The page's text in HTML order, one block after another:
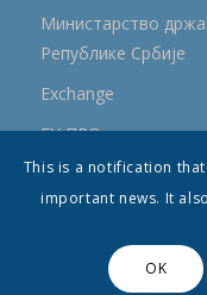
Министарство
Републике Србије
Еxchange
ЕУ ПРО
ПРРР
© Општина Топола -
This is a notification
important news. It
OK